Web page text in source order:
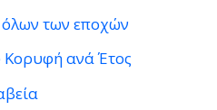
των εποχών
Κορυφή ανά Έτος